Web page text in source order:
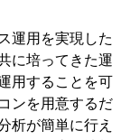
運用を実現した
に培ってきた運
用することを可
ンを用意するだ
析が簡単に行え